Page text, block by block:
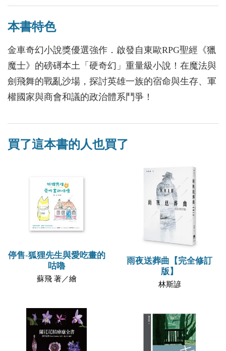
本書特色
金車奇幻小說獎優選強作．啟發自東歐RPG聖經《獵
魔士》的磅礡本土「硬奇幻」重量級小說！在魔法與
劍飛舞的戰亂沙場，探討英雄一族的宿命與生存、軍
權國家與商會和議的政治體系鬥爭！
買了這本書的人也買了
停售-狐狸先生與愛吃畫的
咕嚕
蘇飛 著／繪
雨夜送葬曲【完全修訂
版】
林斯諺